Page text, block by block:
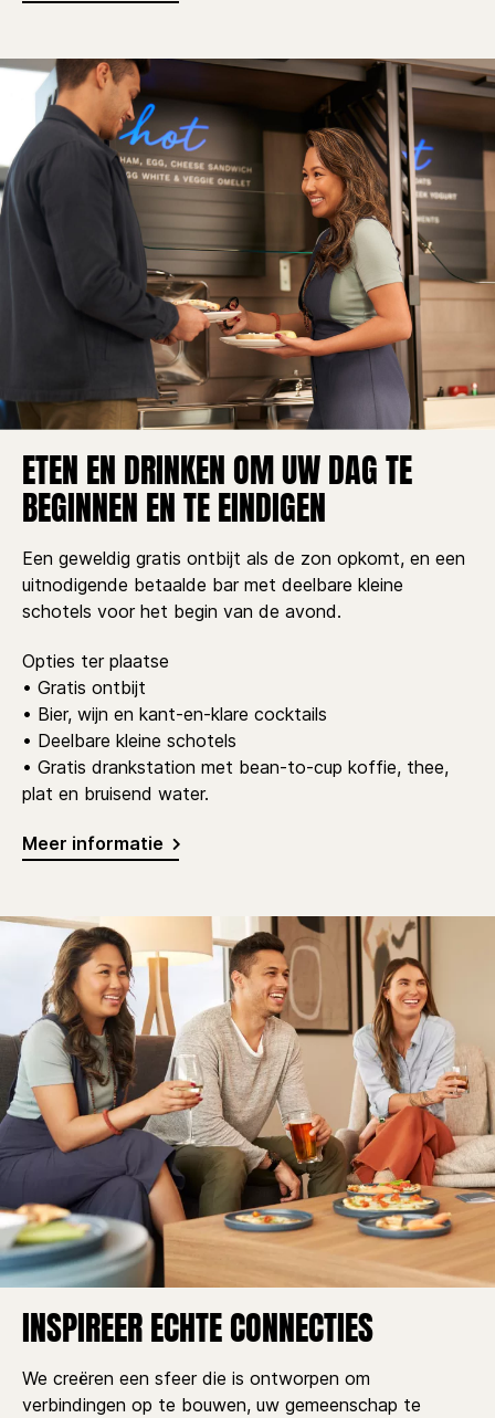
ETEN EN DRINKEN OM UW DAG TE
BEGINNEN EN TE EINDIGEN
Een geweldig gratis ontbijt als de zon opkomt, en een
uitnodigende betaalde bar met deelbare kleine
schotels voor het begin van de avond.
Opties ter plaatse
• Gratis ontbijt
• Bier, wijn en kant-en-klare cocktails
• Deelbare kleine schotels
• Gratis drankstation met bean-to-cup koffie, thee,
plat en bruisend water.
Meer informatie
INSPIREER ECHTE CONNECTIES
We creëren een sfeer die is ontworpen om
verbindingen op te bouwen, uw gemeenschap te